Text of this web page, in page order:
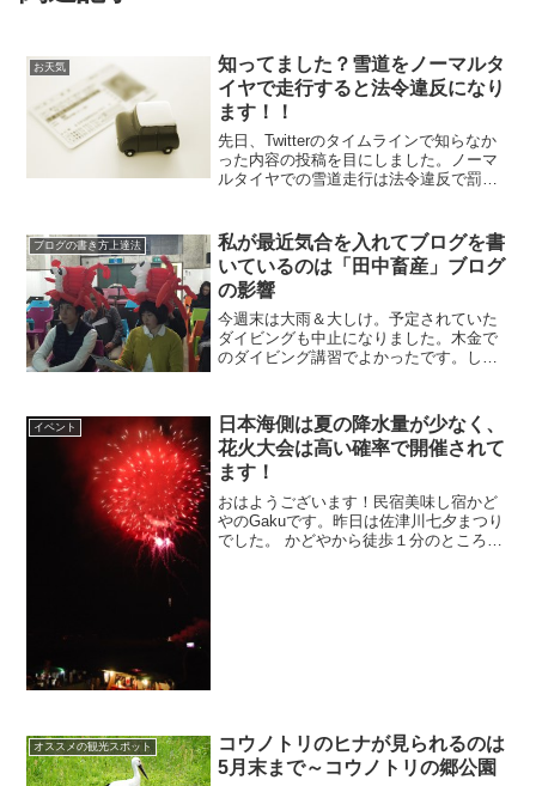
お天気
知ってました？雪道をノーマルタ
イヤで走行すると法令違反になり
ます！！
先日、Twitterのタイムラインで知らなか
った内容の投稿を目にしました。ノーマ
ルタイヤでの雪道走行は法令違反で罰金
況ですからノーマルタイヤでは来ない方
が良いでしょう。それは危険運転という
意味でも厳しく取り締まられるでしょ
う。違反になるとは私も知りませんでし
た。
ブログの書き方上達法
私が最近気合を入れてブログを書
いているのは「田中畜産」ブログ
の影響
今週末は大雨＆大しけ。予定されていた
ダイビングも中止になりました。木金で
のダイビング講習でよかったです。しか
と言わないといけないらしい。窒素酔い
のことはガス昏睡と言わな...
イベント
日本海側は夏の降水量が少なく、
花火大会は高い確率で開催されて
ます！
おはようございます！民宿美味し宿かど
やのGakuです。昨日は佐津川七夕まつり
でした。 かどやから徒歩１分のところで
オススメの観光スポット
コウノトリのヒナが見られるのは
5月末まで～コウノトリの郷公園